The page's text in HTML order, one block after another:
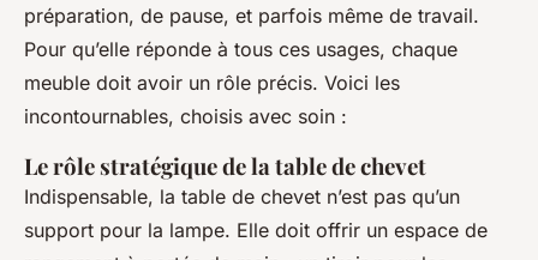
préparation, de pause, et parfois même de travail.
Pour qu’elle réponde à tous ces usages, chaque
meuble doit avoir un rôle précis. Voici les
incontournables, choisis avec soin :
Le rôle stratégique de la table de chevet
Indispensable, la table de chevet n’est pas qu’un
support pour la lampe. Elle doit offrir un espace de